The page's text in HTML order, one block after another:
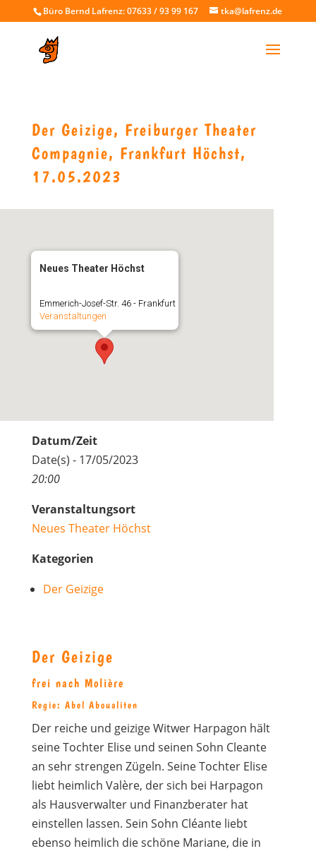
Büro Bernd Lafrenz: 07633 / 93 99 167 tka@lafrenz.de
Der Geizige, Freiburger Theater
Compagnie, Frankfurt Höchst,
17.05.2023
Neues Theater Höchst
Emmerich-Josef-Str. 46 - Frankfurt
Veranstaltungen
Datum/Zeit
Date(s) - 17/05/2023
20:00
Veranstaltungsort
Neues Theater Höchst
Kategorien
Der Geizige
Der Geizige
frei nach Molière
Regie: Abel Aboualiten
Der reiche und geizige Witwer Harpagon hält
seine Tochter Elise und seinen Sohn Cleante
an sehr strengen Zügeln. Seine Tochter Elise
liebt heimlich Valère, der sich bei Harpagon
als Hausverwalter und Finanzberater hat
einstellen lassen. Sein Sohn Cléante liebt
ebenso heimlich die schöne Mariane, die in